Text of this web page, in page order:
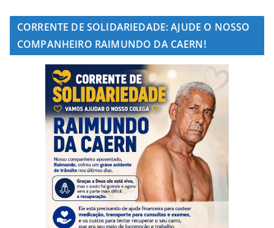
CORRENTE DE SOLIDARIEDADE: AJUDE O NOSSO
COMPANHEIRO RAIMUNDO DA CAERN!